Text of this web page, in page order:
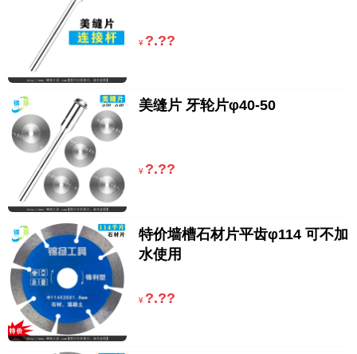
¥ ?.??
美缝片 牙轮片φ40-50
¥ ?.??
特价墙槽石材片平齿φ114 可不加
水使用
¥ ?.??